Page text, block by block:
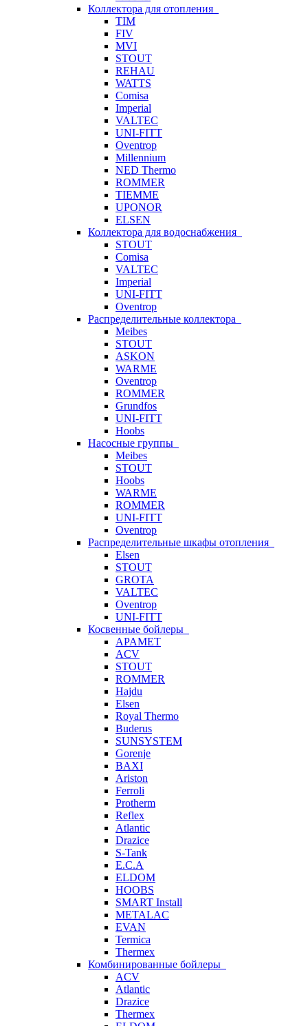
Коллектора для отопления
TIM
FIV
MVI
STOUT
REHAU
WATTS
Comisa
Imperial
VALTEC
UNI-FITT
Oventrop
Millennium
NED Thermo
ROMMER
TIEMME
UPONOR
ELSEN
Коллектора для водоснабжения
STOUT
Comisa
VALTEC
Imperial
UNI-FITT
Oventrop
Распределительные коллектора
Meibes
STOUT
ASKON
WARME
Oventrop
ROMMER
Grundfos
UNI-FITT
Hoobs
Насосные группы
Meibes
STOUT
Hoobs
WARME
ROMMER
UNI-FITT
Oventrop
Распределительные шкафы отопления
Elsen
STOUT
GROTA
VALTEC
Oventrop
UNI-FITT
Косвенные бойлеры
APAMET
ACV
STOUT
ROMMER
Hajdu
Elsen
Royal Thermo
Buderus
SUNSYSTEM
Gorenje
BAXI
Ariston
Ferroli
Protherm
Reflex
Atlantic
Drazice
S-Tank
E.C.A
ELDOM
HOOBS
SMART Install
METALAC
EVAN
Termica
Thermex
Комбинированные бойлеры
ACV
Atlantic
Drazice
Thermex